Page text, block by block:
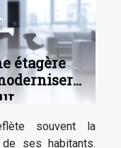
étagère
souvent la
ses habitants.